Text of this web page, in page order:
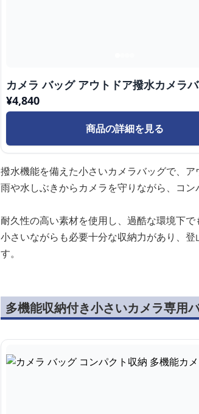
カメラ バッグ アウトドア撥水カメラ
¥4,840
商品の詳細を見る
撥水機能を備えた小さいカメラバッグで、ア
雨や水しぶきからカメラを守りながら、コン
耐久性の高い素材を使用し、過酷な環境下で
小さいながらも必要十分な収納力があり、
す。
多機能収納付き小さいカメラ専用